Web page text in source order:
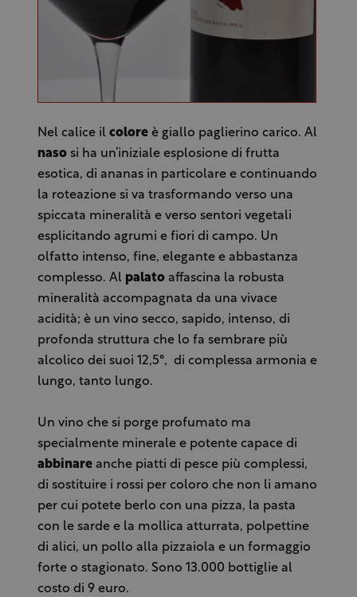
Nel calice il coloreè giallo paglierino carico. Al
nasosi ha un’iniziale esplosione di frutta
esotica, di ananas in particolare e continuando
la roteazione si va trasformando verso una
spiccata mineralità e verso sentori vegetali
esplicitando agrumi e fiori di campo. Un
olfatto intenso, fine, elegante e abbastanza
complesso. Al palatoaffascina la robusta
mineralità accompagnata da una vivace
acidità; è un vino secco, sapido, intenso, di
profonda struttura che lo fa sembrare più
alcolico dei suoi 12,5°, di complessa armonia e
lungo, tanto lungo.
Un vino che si porge profumato ma
specialmente minerale e potente capace di
abbinareanche piatti di pesce più complessi,
di sostituire i rossi per coloro che non li amano
per cui potete berlo con una pizza, la pasta
con le sarde e la mollica atturrata, polpettine
di alici, un pollo alla pizzaiola e un formaggio
forte o stagionato. Sono 13.000 bottiglie al
costo di 9 euro.